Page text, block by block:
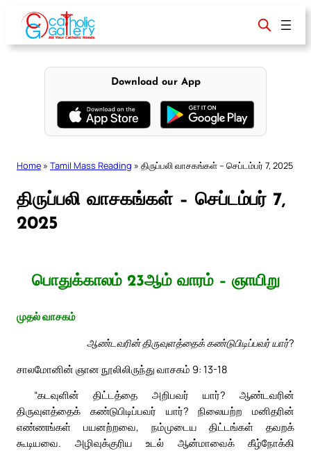
content
Download our App
Home » Tamil Mass Reading » திருப்பலி வாசகங்கள் – செப்டம்பர் 7, 2025
திருப்பலி வாசகங்கள் – செப்டம்பர் 7,
2025
பொதுக்காலம் 23ஆம் வாரம் – ஞாயிறு
முதல் வாசகம்
ஆண்டவரின் திருவுளத்தைக் கண்டுபிடிப்பவர் யார்?
சாலமோனின் ஞான நூலிலிருந்து வாசகம் 9: 13-18
“கடவுளின் திட்டத்தை அறிபவர் யார்? ஆண்டவரின்
திருவுளத்தைக் கண்டுபிடிப்பவர் யார்? நிலையற்ற மனிதரின்
எண்ணங்கள் பயனற்றவை, நம்முடைய திட்டங்கள் தவறக்
கூடியவை. அழிவுக்குரிய உடல் ஆன்மாவைக் கீழ்நோக்கி